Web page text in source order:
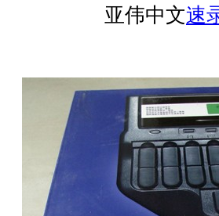
亚伟中文速